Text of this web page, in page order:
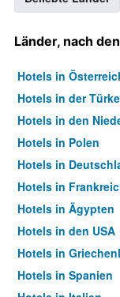
Länder, nach
Hotels in
Hotels in der
Hotels in den
Hotels in Polen
Hotels in
Hotels in
Hotels in Ägypten
Hotels in den USA
Hotels in
Hotels in Spanien